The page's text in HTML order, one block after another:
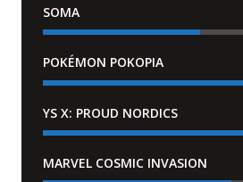
SOMA
POKÉMON POKOPIA
YS X: PROUD NORDICS
MARVEL COSMIC INVASION